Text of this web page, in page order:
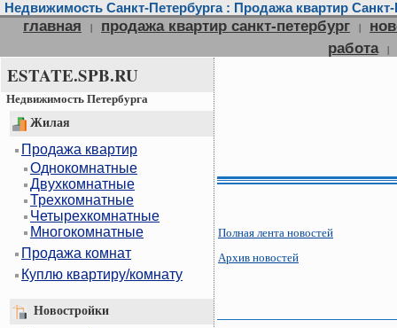
Недвижимость Санкт-Петербурга : Продажа квартир
главная | продажа квартир санкт-петербург |
работа
|
ESTATE.SPB.RU
Недвижимость Петербурга
Жилая
Продажа квартир
Однокомнатные
Двухкомнатные
Трехкомнатные
Четырехкомнатные
Многокомнатные
Продажа комнат
Куплю квартиру/комнату
Новостройки
Полная лента новостей
Архив новостей